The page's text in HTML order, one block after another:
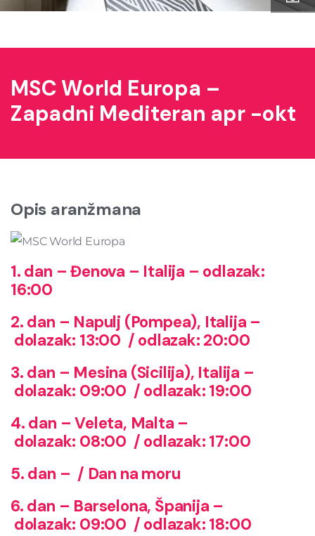
MSC World Europa –
Zapadni Mediteran apr -okt
Opis aranžmana
1. dan – Đenova – Italija – odlazak:
16:00
2. dan – Napulj (Pompea), Italija –
dolazak: 13:00 / odlazak: 20:00
3. dan – Mesina (Sicilija), Italija –
dolazak: 09:00 / odlazak: 19:00
4. dan – Veleta, Malta –
dolazak: 08:00 / odlazak: 17:00
5. dan – / Dan na moru
6. dan – Barselona, Španija –
dolazak: 09:00 / odlazak: 18:00